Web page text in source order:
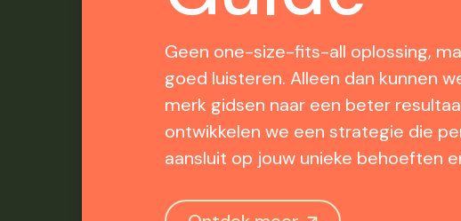
Geen one-size-fits-all oplossing,
goed luisteren. Alleen dan kunnen
merk gidsen naar een beter
ontwikkelen we een strategie die
aansluit op jouw unieke behoeften